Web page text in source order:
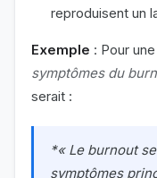
reproduisent un
Exemple : Pour
symptômes du
serait :
*« Le burnout
symptômes